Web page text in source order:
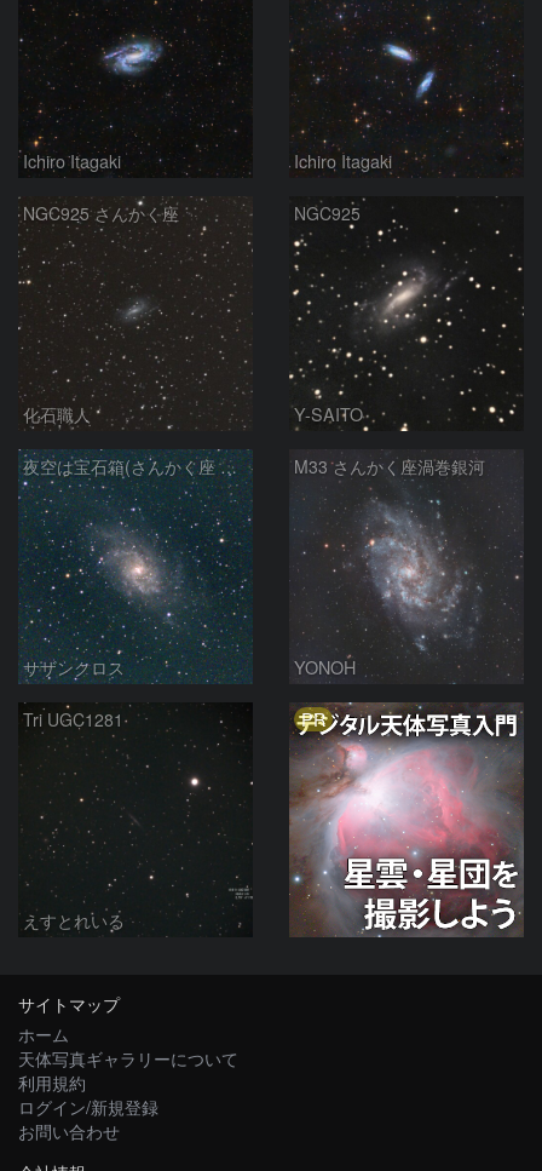
Ichiro Itagaki Ichiro Itagaki
NGC925 さんかく座
化石職人
NGC925
Y-SAITO
夜空は宝石箱(さんかく座 M33) Seestar50
サザンクロス
M33 さんかく座渦巻銀河
YONOH
Tri UGC1281
えすとれいる
PR
サイトマップ
ホーム
天体写真ギャラリーについて
利用規約
ログイン/新規登録
お問い合わせ